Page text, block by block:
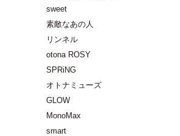
sweet
素敵なあの人
リンネル
otona ROSY
SPRiNG
オトナミューズ
GLOW
MonoMax
smart